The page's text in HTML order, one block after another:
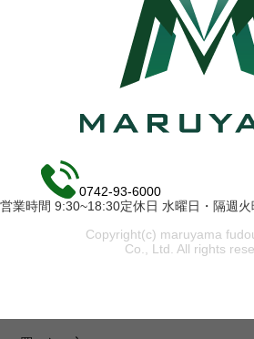
0742-93-6000
営業時間 9:30~18:30定休日 水曜日・隔週火
Copyright(c) maruyama
Co., Ltd. All rights